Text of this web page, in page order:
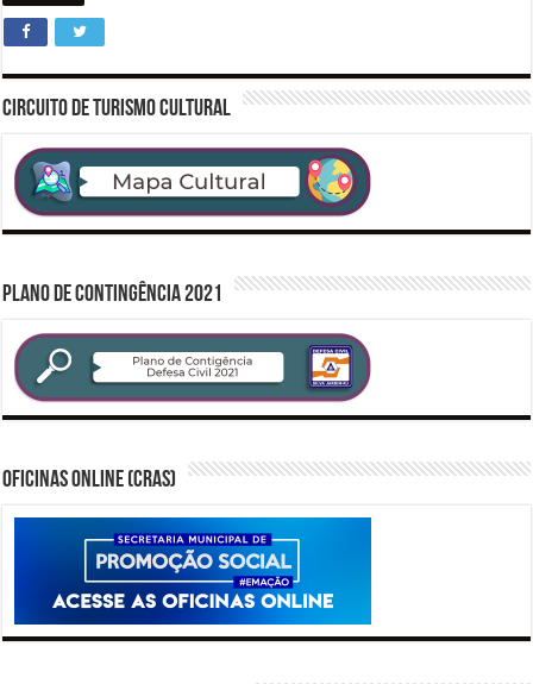
CIRCUITO DE TURISMO CULTURAL
PLANO DE CONTINGÊNCIA 2021
Oficinas Online (CRAS)